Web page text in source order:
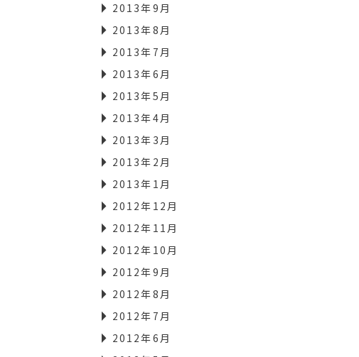
2013年9月
2013年8月
2013年7月
2013年6月
2013年5月
2013年4月
2013年3月
2013年2月
2013年1月
2012年12月
2012年11月
2012年10月
2012年9月
2012年8月
2012年7月
2012年6月